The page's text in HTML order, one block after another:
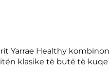
Yarrae Healthy
klasike të butë të kuqe